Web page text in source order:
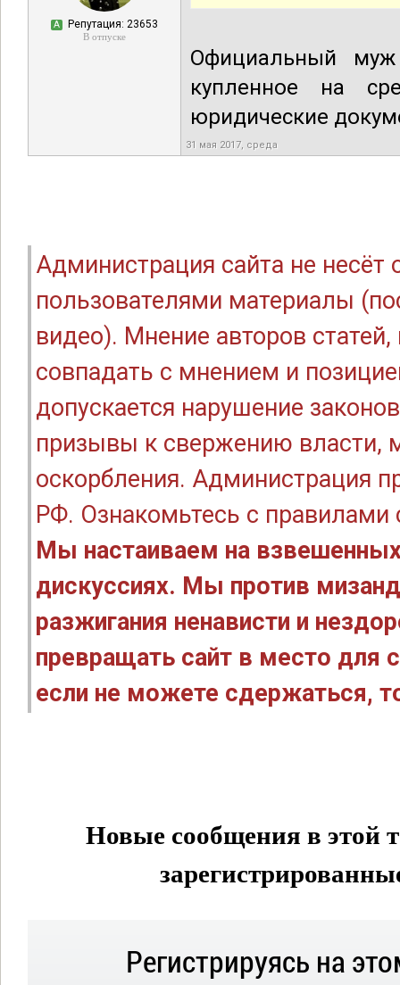
А Репутация: 23653
В отпуске
Официальный
купленное на
юридические
31 мая 2017, среда
Администрация сайта не
пользователями материалы
видео). Мнение авторов
совпадать с мнением и
допускается нарушение
призывы к свержению власти,
оскорбления. Администрация
РФ. Ознакомьтесь с правилами
Мы настаиваем на
дискуссиях. Мы против
разжигания ненависти и
превращать сайт в место для
если не можете сдержаться,
Новые сообщения в этой
Регистрируясь на